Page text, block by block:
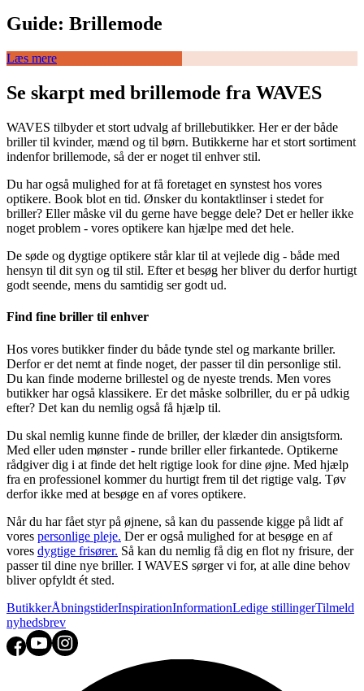
Guide: Brillemode
Læs mere
Se skarpt med brillemode fra WAVES
WAVES tilbyder et stort udvalg af brillebutikker. Her er der både
briller til kvinder, mænd og til børn. Butikkerne har et stort sortiment
indenfor brillemode, så der er noget til enhver stil.
Du har også mulighed for at få foretaget en synstest hos vores
optikere. Book blot en tid. Ønsker du kontaktlinser i stedet for
briller? Eller måske vil du gerne have begge dele? Det er heller ikke
noget problem - vores optikere kan hjælpe med det hele.
De søde og dygtige optikere står klar til at vejlede dig - både med
hensyn til dit syn og til stil. Efter et besøg her bliver du derfor hurtigt
godt seende, mens du samtidig ser godt ud.
Find fine briller til enhver
Hos vores butikker finder du både tynde stel og markante briller.
Derfor er det nemt at finde noget, der passer til din personlige stil.
Du kan finde moderne brillestel og de nyeste trends. Men vores
butikker har også klassikere. Er det måske solbriller, du er på udkig
efter? Det kan du nemlig også få hjælp til.
Du skal nemlig kunne finde de briller, der klæder din ansigtsform.
Med eller uden mønster - runde briller eller firkantede. Optikerne
rådgiver dig i at finde det helt rigtige look for dine øjne. Med hjælp
fra en professionel kommer du hurtigt frem til det rigtige valg. Tøv
derfor ikke med at besøge en af vores optikere.
Når du har fået styr på øjnene, så kan du passende kigge på lidt af
vores personlige pleje. Der er også mulighed for at besøge en af
vores dygtige frisører. Så kan du nemlig få dig en flot ny frisure, der
passer til dine nye briller. I WAVES sørger vi for, at alle dine behov
bliver opfyldt ét sted.
ButikkerÅbningstiderInspirationInformationLedige stillingerTilmeld
nyhedsbrev